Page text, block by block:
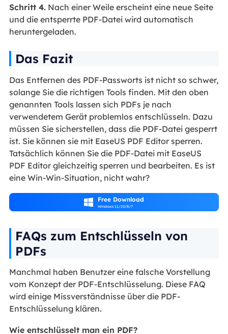
Schritt 4.Nach einer Weile erscheint eine neue Seite
und die entsperrte PDF-Datei wird automatisch
heruntergeladen.
Das Fazit
Das Entfernen des PDF-Passworts ist nicht so schwer,
solange Sie die richtigen Tools finden. Mit den oben
genannten Tools lassen sich PDFs je nach
verwendetem Gerät problemlos entschlüsseln. Dazu
müssen Sie sicherstellen, dass die PDF-Datei gesperrt
ist. Sie können sie mit EaseUS PDF Editor sperren.
Tatsächlich können Sie die PDF-Datei mit EaseUS
PDF Editor gleichzeitig sperren und bearbeiten. Es ist
eine Win-Win-Situation, nicht wahr?
 Free Download
Windows 11/10/8/7
FAQs zum Entschlüsseln von
PDFs
Manchmal haben Benutzer eine falsche Vorstellung
vom Konzept der PDF-Entschlüsselung. Diese FAQ
wird einige Missverständnisse über die PDF-
Entschlüsselung klären.
Wie entschlüsselt man ein PDF?